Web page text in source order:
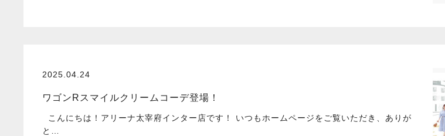
2025.04.24
ワゴンRスマイルクリームコーデ登場！
こんにちは！アリーナ太宰府インター店です！ いつもホームページをご覧いただき、ありが
と…